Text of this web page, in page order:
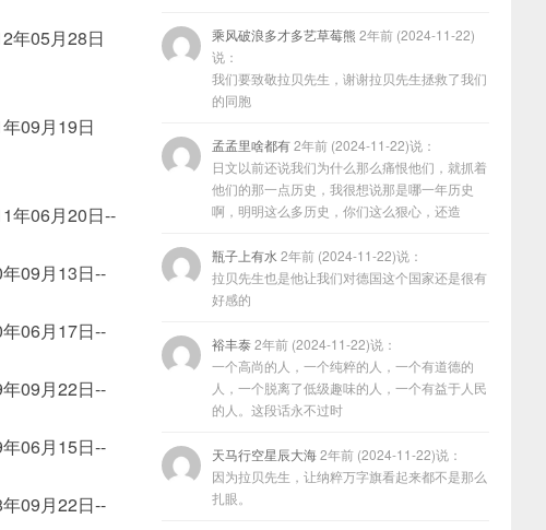
年05月28日
09月19日
年06月20日--
09月13日--
06月17日--
09月22日--
06月15日--
09月22日--
乘风破浪多才多艺草莓熊 2年前 (2024-11-22)
说：
我们要致敬拉贝先生，谢谢拉贝先生拯救了我们
的同胞
孟孟里啥都有2年前 (2024-11-22)说：
日文以前还说我们为什么那么痛恨他们，就抓着
他们的那一点历史，我很想说那是哪一年历史
啊，明明这么多历史，你们这么狠心，还造
瓶子上有水 2年前 (2024-11-22)说：
拉贝先生也是他让我们对德国这个国家还是很有
好感的
裕丰泰2年前 (2024-11-22)说：
一个高尚的人，一个纯粹的人，一个有道德的
人，一个脱离了低级趣味的人，一个有益于人民
的人。这段话永不过时
天马行空星辰大海2年前 (2024-11-22)说：
因为拉贝先生，让纳粹万字旗看起来都不是那么
扎眼。